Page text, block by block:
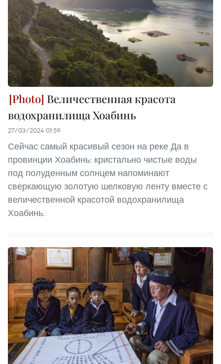
Величественная красота
водохранилища Хоабинь
27/03/2024 01:59
Сейчас самый красивый сезон на реке Да в
провинции Хоабинь: кристально чистые воды
под полуденным солнцем напоминают
сверкающую золотую шелковую ленту вместе с
величественной красотой водохранилища
Хоабинь.